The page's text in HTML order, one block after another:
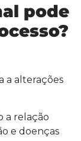
pode
a alterações
a relação
e doenças